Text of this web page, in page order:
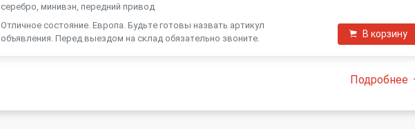
серебро, минивэн, передний привод
Отличное состояние. Европа. Будьте готовы назвать артикул
объявления. Перед выездом на склад обязательно звоните.
В корзину
Подробнее